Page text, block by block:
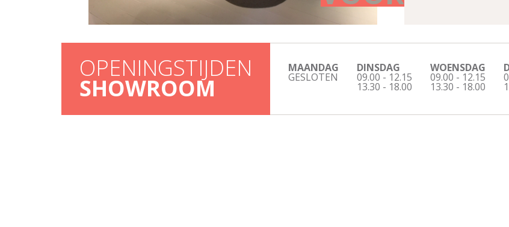
OPENINGSTIJDEN
SHOWROOM
MAANDAG
GESLOTEN
DINSDAG
09.00 - 12.15
13.30 - 18.00
WOENSDAG
09.00 - 12.15
13.30 - 18.00